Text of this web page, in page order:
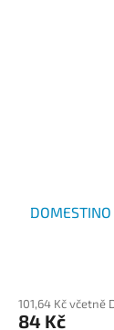
101,64 Kč včetně
84 Kč